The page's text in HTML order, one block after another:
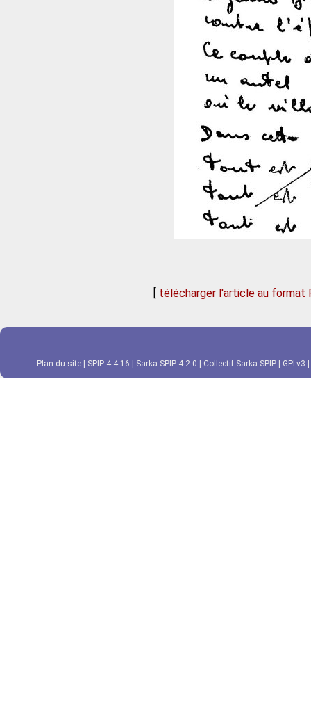
[ télécharger l'article au format
Plan du site SPIP 4.4.16 Sarka-SPIP 4.2.0 Collectif Sarka-SPIP GPLv3